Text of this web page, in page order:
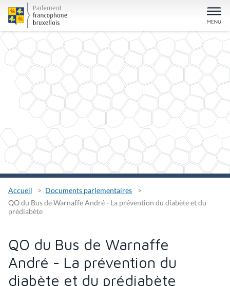
Accueil
Documents parlementaires
QO du Bus de Warnaffe André - La prévention du diabète et du
prédiabète
QO du Bus de Warnaffe
André - La prévention du
diabète et du prédiabète